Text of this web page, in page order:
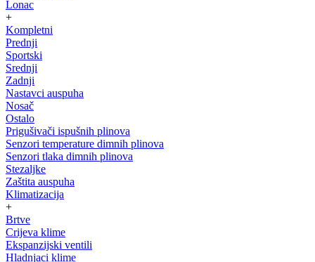
Lonac
+
Kompletni
Prednji
Sportski
Srednji
Zadnji
Nastavci auspuha
Nosač
Ostalo
Prigušivači ispušnih plinova
Senzori temperature dimnih plinova
Senzori tlaka dimnih plinova
Stezaljke
Zaštita auspuha
Klimatizacija
+
Brtve
Crijeva klime
Ekspanzijski ventili
Hladnjaci klime